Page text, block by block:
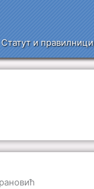
Статут и правилници